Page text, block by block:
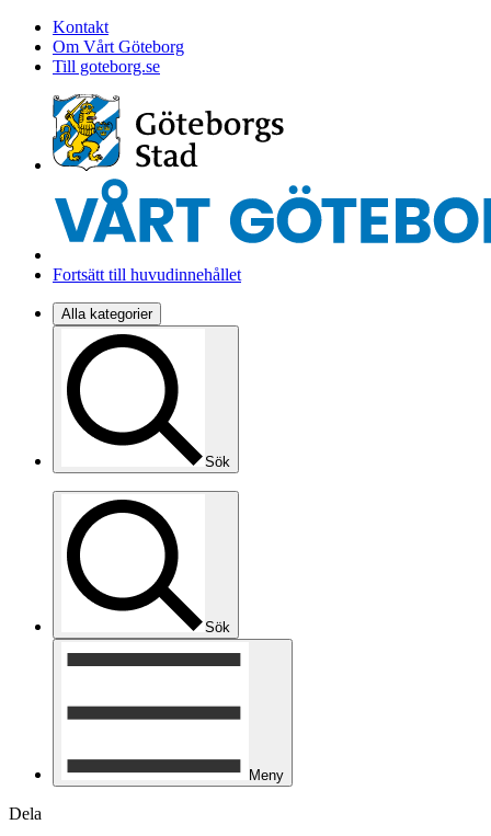
Kontakt
Om Vårt Göteborg
Till goteborg.se
Fortsätt till huvudinnehållet
Alla kategorier
Sök
Sök
Meny
Dela